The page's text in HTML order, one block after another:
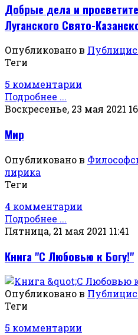
Добрые дела и
Луганского Свято-
Опубликовано в
Теги
5 комментарии
Подробнее ...
Воскресенье, 23 мая 2021
Мир
Опубликовано в
лирика
Теги
4 комментарии
Подробнее ...
Пятница, 21 мая 2021 11:41
Книга "С Любовью к Богу!"
Опубликовано в
Теги
5 комментарии